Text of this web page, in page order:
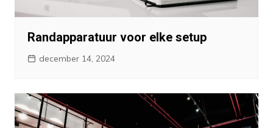
Randapparatuur voor elke setup
december 14, 2024